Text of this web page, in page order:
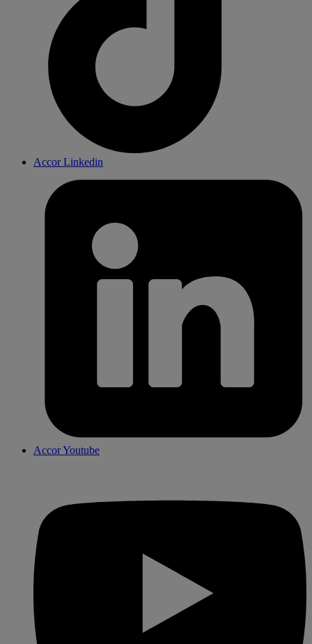
Accor Linkedin
Accor Youtube